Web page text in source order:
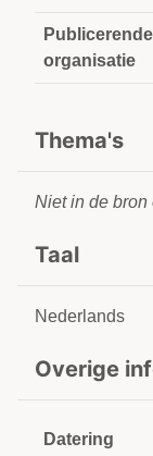
Publicerende
organisatie
Thema's
Niet in de bron
Taal
Nederlands
Overige
Datering